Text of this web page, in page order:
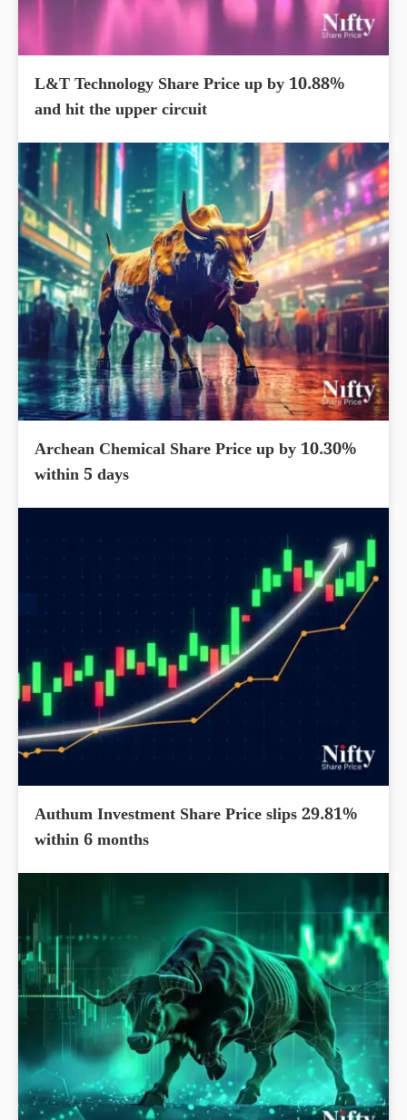
L&T Technology Share Price up by 10.88%
and hit the upper circuit
Archean Chemical Share Price up by 10.30%
within 5 days
Authum Investment Share Price slips 29.81%
within 6 months